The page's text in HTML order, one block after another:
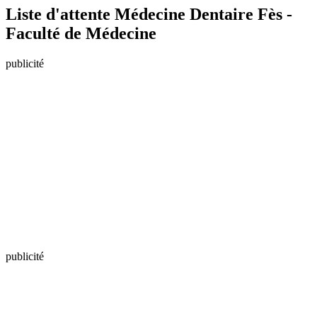
Liste d'attente Médecine Dentaire Fès -
Faculté de Médecine
publicité
publicité